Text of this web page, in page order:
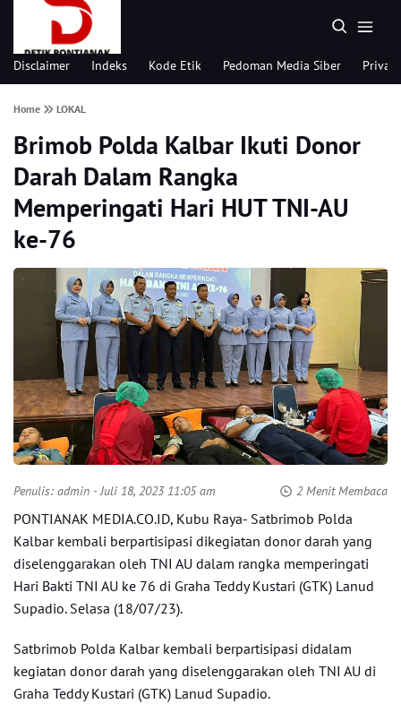
Disclaimer Indeks Kode Etik Pedoman Media Siber
Home LOKAL
Brimob Polda Kalbar Ikuti Donor
Darah Dalam Rangka
Memperingati Hari HUT TNI-AU
ke-76
Penulis: admin - Juli 18, 2023 11:05 am 2 Menit Membaca
PONTIANAK MEDIA.CO.ID, Kubu Raya- Satbrimob Polda
Kalbar kembali berpartisipasi dikegiatan donor darah yang
diselenggarakan oleh TNI AU dalam rangka memperingati
Hari Bakti TNI AU ke 76 di Graha Teddy Kustari (GTK) Lanud
Supadio. Selasa (18/07/23).
Satbrimob Polda Kalbar kembali berpartisipasi didalam
kegiatan donor darah yang diselenggarakan oleh TNI AU di
Graha Teddy Kustari (GTK) Lanud Supadio.